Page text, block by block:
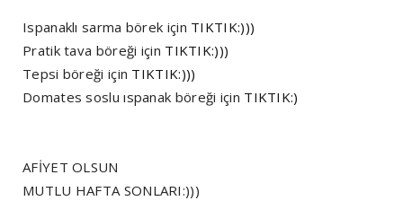
Ispanaklı sarma börek için TIKTIK:)))
Pratik tava böreği için TIKTIK:)))
Tepsi böreği için TIKTIK:)))
Domates soslu ıspanak böreği için TIKTIK:)
AFİYET OLSUN
MUTLU HAFTA SONLARI:)))